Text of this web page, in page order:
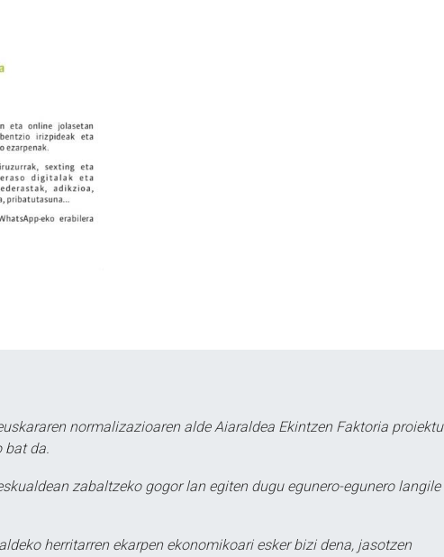
normalizazioaren alde Aiaraldea Ekintzen Faktoria proiektu
bat da.
zabaltzeko gogor lan egiten dugu egunero-egunero langile
herritarren ekarpen ekonomikoari esker bizi dena, jasotzen